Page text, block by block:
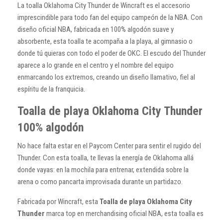
La toalla Oklahoma City Thunder de Wincraft es el accesorio
imprescindible para todo fan del equipo campeón de la NBA. Con
diseño oficial NBA, fabricada en 100% algodón suave y
absorbente, esta toalla te acompaña a la playa, al gimnasio o
donde tú quieras con todo el poder de OKC. El escudo del Thunder
aparece a lo grande en el centro y el nombre del equipo
enmarcando los extremos, creando un diseño llamativo, fiel al
espíritu de la franquicia.
Toalla de playa Oklahoma City Thunder
100% algodón
No hace falta estar en el Paycom Center para sentir el rugido del
Thunder. Con esta toalla, te llevas la energía de Oklahoma allá
donde vayas: en la mochila para entrenar, extendida sobre la
arena o como pancarta improvisada durante un partidazo.
Fabricada por Wincraft, estaToalla de playa Oklahoma City
Thunder marca top en merchandising oficial NBA, esta toalla es